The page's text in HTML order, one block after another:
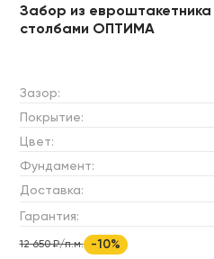
Забор из евроштакетника
столбами ОПТИМА
Зазор:
Покрытие:
Цвет:
Фундамент:
Доставка:
Гарантия:
12 650 ₽/п.м. -10%